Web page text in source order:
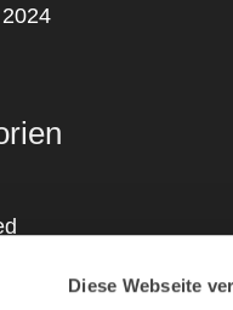
Diese Webseite